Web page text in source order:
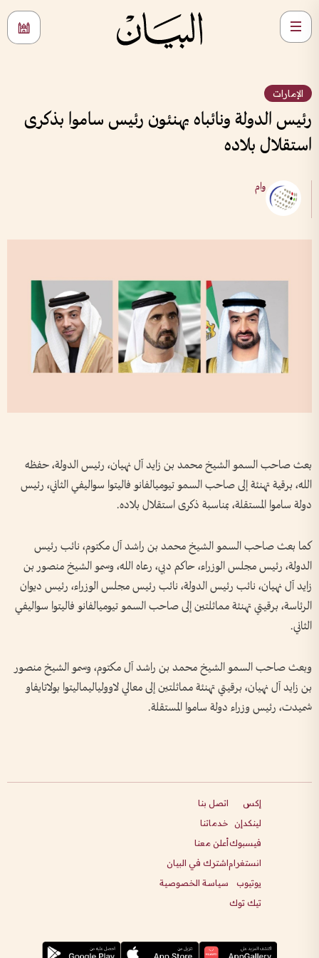
الإمارات
رئيس الدولة ونائباه يهنئون رئيس ساموا بذكرى
استقلال بلاده
وام
بعث صاحب السمو الشيخ محمد بن زايد آل نهيان، رئيس الدولة، حفظه
الله، برقية تهنئة إلى صاحب السمو تيوميالفانو فاليتوا سواليفي الثاني، رئيس
دولة ساموا المستقلة، بمناسبة ذكرى استقلال بلاده.
كما بعث صاحب السمو الشيخ محمد بن راشد آل مكتوم، نائب رئيس
الدولة، رئيس مجلس الوزراء، حاكم دبي، رعاه الله، وسمو الشيخ منصور بن
زايد آل نهيان، نائب رئيس الدولة، نائب رئيس مجلس الوزراء، رئيس ديوان
الرئاسة، برقيتي تهنئة مماثلتين إلى صاحب السمو تيوميالفانو فاليتوا سواليفي
الثاني.
وبعث صاحب السمو الشيخ محمد بن راشد آل مكتوم، وسمو الشيخ منصور
بن زايد آل نهيان، برقيتي تهنئة مماثلتين إلى معالي لاوولياليماليتوا بولاتايفاو
شميدت، رئيس وزراء دولة ساموا المستقلة.
إكس
لينكدإن
فيسبوك
انستغرام
يوتيوب
تيك توك
اتصل بنا
خدماتنا
أعلن معنا
اشترك في البيان
سياسة الخصوصية